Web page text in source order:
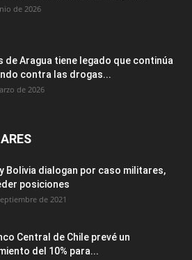
de 2026
de Aragua tiene legado que continúa
contra las drogas...
de 2026
Bolivia dialogan por caso militares,
posiciones
de 2021
Central de Chile prevé un
del 10% para...